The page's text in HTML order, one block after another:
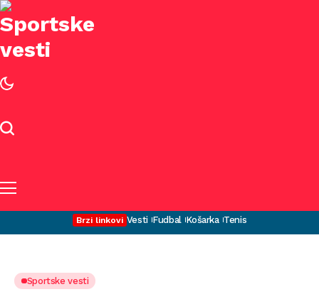
Brzi linkovi Vesti Fudbal Košarka Tenis
Sportske vesti